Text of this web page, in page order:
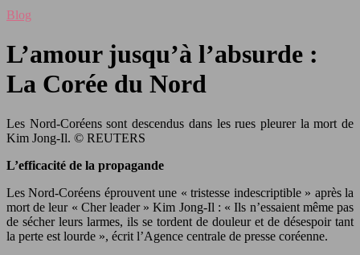
Blog
L’amour jusqu’à l’absurde :
La Corée du Nord
Les Nord-Coréens sont descendus dans les rues pleurer la mort de
Kim Jong-Il. © REUTERS
L’efficacité de la propagande
Les Nord-Coréens éprouvent une « tristesse indescriptible » après la
mort de leur « Cher leader » Kim Jong-Il : « Ils n’essaient même pas
de sécher leurs larmes, ils se tordent de douleur et de désespoir tant
la perte est lourde », écrit l’Agence centrale de presse coréenne.